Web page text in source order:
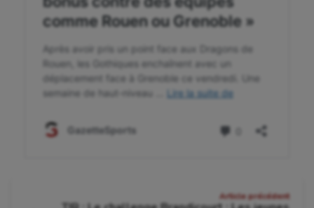
Article précédent